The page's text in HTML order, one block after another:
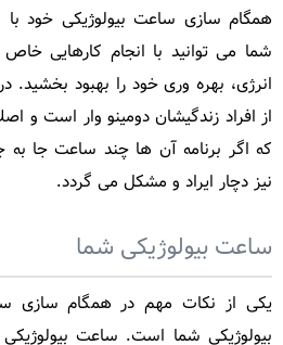
همگام سازی ساعت بیولوژیکی خود با
شما می توانید با انجام کارهایی
انرژی، بهره وری خود را بهبود
از افراد زندگیشان دومینو وار است و
که اگر برنامه آن ها چند ساعت جا به
نیز دچار ایراد و مشکل می گردد.
ساعت بیولوژیکی شما
یکی از نکات مهم در همگام سازی
بیولوژیکی شما است. ساعت بیولوژیکی
کودک
تست
روانشناسی
اینجا
مکث